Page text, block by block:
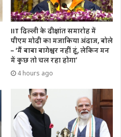
IIT दिल्ली के दीक्षांत समारोह में
पीएम मोदी का मजाकिया अंदाज, बोले
– ‘मैं बाबा बागेश्वर नहीं हूं, लेकिन मन
में कुछ तो चल रहा होगा’
4 hours ago